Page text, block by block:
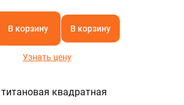
В корзину В корзину
Узнать цену
квадратная